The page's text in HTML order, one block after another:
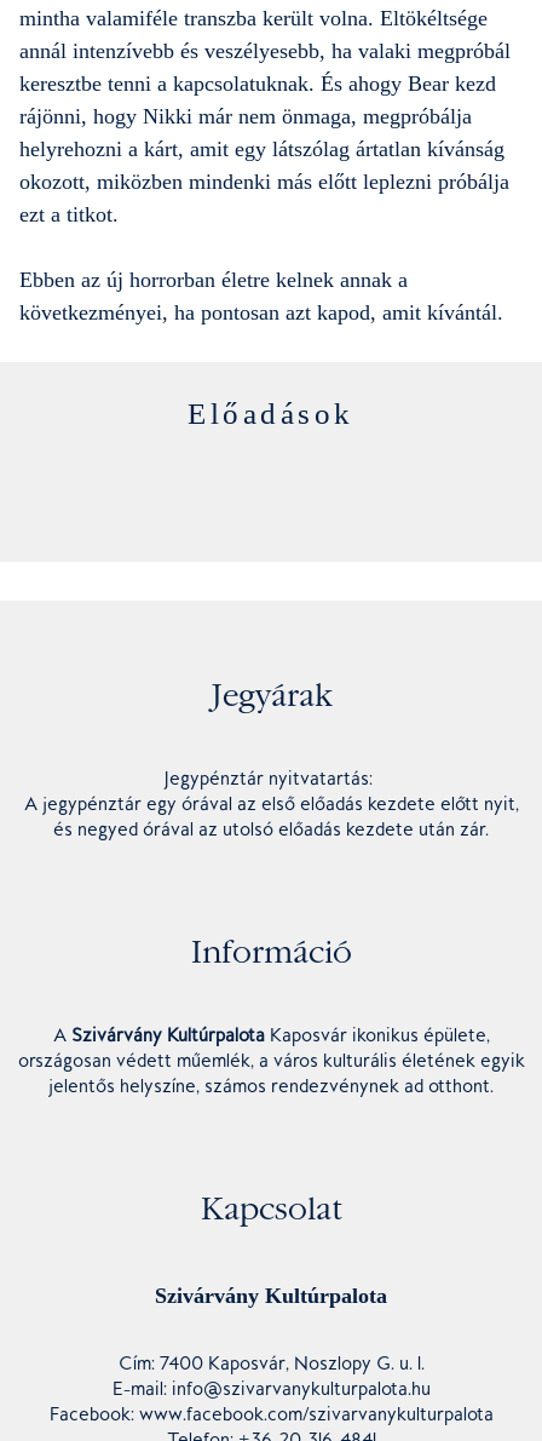
mintha valamiféle transzba került volna. Eltökéltsége
annál intenzívebb és veszélyesebb, ha valaki megpróbál
keresztbe tenni a kapcsolatuknak. És ahogy Bear kezd
rájönni, hogy Nikki már nem önmaga, megpróbálja
helyrehozni a kárt, amit egy látszólag ártatlan kívánság
okozott, miközben mindenki más előtt leplezni próbálja
ezt a titkot.
Ebben az új horrorban életre kelnek annak a
következményei, ha pontosan azt kapod, amit kívántál.
Előadások
Jegyárak
Jegypénztár nyitvatartás:
A jegypénztár egy órával az első előadás kezdete előtt nyit,
és negyed órával az utolsó előadás kezdete után zár.
Információ
A Szivárvány KultúrpalotaKaposvár ikonikus épülete,
országosan védett műemlék, a város kulturális életének egyik
jelentős helyszíne, számos rendezvénynek ad otthont.
Kapcsolat
Szivárvány Kultúrpalota
Cím: 7400 Kaposvár, Noszlopy G. u. 1.
E-mail: info@szivarvanykulturpalota.hu
Facebook: www.facebook.com/szivarvanykulturpalota